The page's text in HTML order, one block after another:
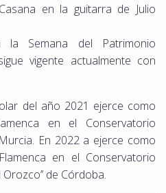
en la guitarra de Julio
la Semana del Patrimonio
vigente actualmente con
del año 2021 ejerce como
en el Conservatorio
En 2022 a ejerce como
en el Conservatorio
de Córdoba.